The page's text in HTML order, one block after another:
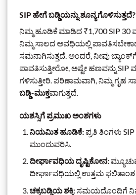
SIP ಹೇಗೆ ಬಡ್ಡಿಯನ್ನು ಶೂನ್ಯಗೊಳಿಸುತ್ತದೆ?
ನಿಮ್ಮ ಹೂಡಿಕೆ ಮಾಡಿದ ₹1,700 SIP 30
ನಿಮ್ಮ ಸಾಲದ ಅವಧಿಯಲ್ಲಿ
ಸಮನಾಗಿಸುತ್ತದೆ. ಅಂದರೆ, ನೀವು
ಪಾವತಿಸುತ್ತೀರೋ, ಅಷ್ಟೇ ಹಣವನ್ನು
ಗಳಿಸುತ್ತೀರಿ. ಪರಿಣಾಮವಾಗಿ, ನಿಮ್ಮ ಗೃಹ
ಬಡ್ಡಿ-ಮುಕ್ತವಾಗುತ್ತದೆ.
ಯಶಸ್ಸಿಗೆ ಪ್ರಮುಖ ಅಂಶಗಳು
ನಿಯಮಿತ ಹೂಡಿಕೆ:ಪ್ರತಿ ತಿಂಗಳು
ಮುಂದುವರಿಸಿ.
ದೀರ್ಘಾವಧಿಯ ದೃಷ್ಟಿಕೋನ:
ದೀರ್ಘಾವಧಿಯಲ್ಲಿ ಉತ್ತಮ ಫಲಿತಾಂಶ
ಚಕ್ರಬಡ್ಡಿಯ ಶಕ್ತಿ:ಸಮಯದೊಂದಿಗೆ